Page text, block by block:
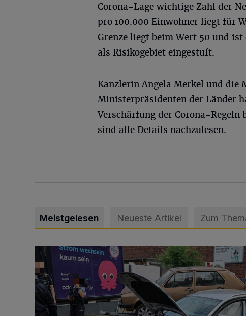
Corona-Lage wichtige Zahl der
pro 100.000 Einwohner liegt für
Grenze liegt beim Wert 50 und
als Risikogebiet eingestuft.
Kanzlerin Angela Merkel und die
Ministerpräsidenten der Länder
Verschärfung der Corona-Regeln
sind alle Details nachzulesen.
Meistgelesen Neueste Artikel Zum
Schwerer Unfall mit 2,48 Promille